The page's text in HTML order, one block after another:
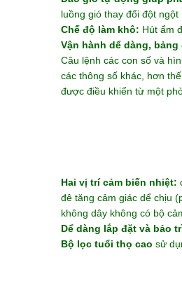
luồng gió thay đổi đột
Chế độ làm khô: Hút ẩm
Vận hành dể dàng,
Câu lệnh các con số và
các thông số khác, hơn
được điều khiển từ một
Hai vị trí cảm biến nhiệt:
đê tăng cảm giác dể chịu
không dây không có bộ
Dể dàng lắp đặt và bảo
Bộ lọc tuổi thọ cao sử